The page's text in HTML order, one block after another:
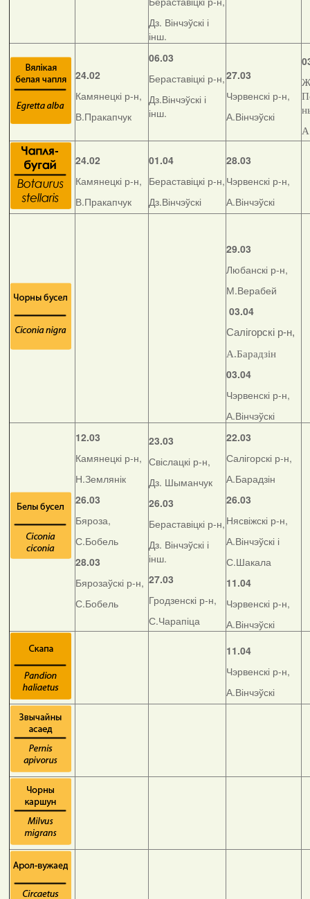
Дз. Вінчэўскі і
інш.
24.02
Камянецкі р-н,
В.Пракапчук
06.03
Бераставіцкі р-н,
Дз.Вінчэўскі і
інш.
27.03
Чэрвенскі р-н,
А.Вінчэўскі
24.02
Камянецкі р-н,
В.Пракапчук
01.04
Бераставіцкі р-н,
Дз.Вінчэўскі
28.03
Чэрвенскі р-н,
А.Вінчэўскі
29.03
Любанскі р-н,
М.Верабей
03.04
Салігорскі р-н,
А.Барадзін
03.04
Чэрвенскі р-н,
А.Вінчэўскі
12.03
Камянецкі р-н,
Н.Землянік
26.03
Бяроза,
С.Бобель
28.03
Бярозаўскі р-н,
С.Бобель
23.03
Свіслацкі р-н,
Дз. Шыманчук
26.03
Бераставіцкі р-н,
Дз. Вінчэўскі і
інш.
27.03
Гродзенскі р-н,
С.Чарапіца
22.03
Салігорскі р-н,
А.Барадзін
26.03
Нясвіжскі р-н,
А.Вінчэўскі і
С.Шакала
11.04
Чэрвенскі р-н,
А.Вінчэўскі
11.04
Чэрвенскі р-н,
А.Вінчэўскі